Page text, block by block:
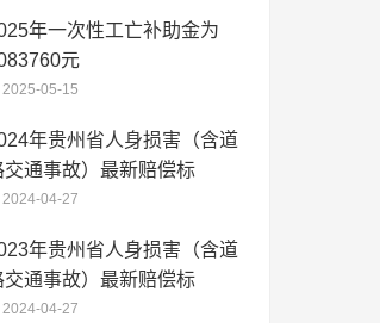
年一次性工亡补助金为
元
2025-05-15
年贵州省人身损害（含道
交通事故）最新赔偿标
2024-04-27
年贵州省人身损害（含道
交通事故）最新赔偿标
2024-04-27